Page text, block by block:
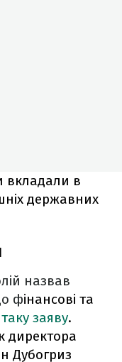
вкладали в
державних
назвав
фінансові та
заяву.
директора
Дубогриз